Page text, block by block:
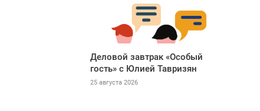
Деловой завтрак «Особый
гость» с Юлией Тавризян
25 августа 2026